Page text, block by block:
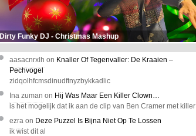
Dirty Funky DJ - Christmas Mashup
aasacnrxlh on Knaller Of Tegenvaller: De Kraaien –
Pechvogel
zidqolhfcmsdinudftnyzbykkadlic
Ina zuman on Hij Was Maar Een Killer Clown…
is het mogelijk dat ik aan de clip van Ben Cramer met killer
ezra on Deze Puzzel Is Bijna Niet Op Te Lossen
ik wist dit al